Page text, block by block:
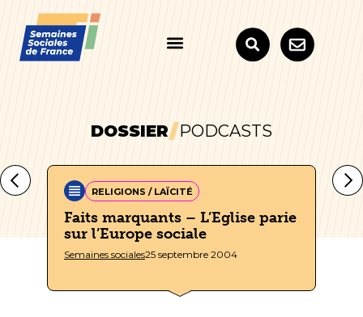
DOSSIER PODCASTS
RELIGIONS / LAÏCITÉ
Faits marquants – L’Eglise parie
sur l’Europe sociale
Semaines sociales25 septembre 2004